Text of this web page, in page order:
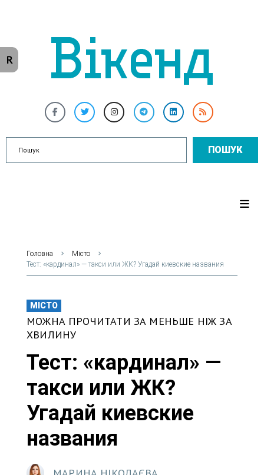
ПОШУК
Головна
Місто
Тест: «кардинал» — такси или ЖК? Угадай киевские названия
МІСТО
МОЖНА ПРОЧИТАТИ ЗА МЕНЬШЕ НІЖ ЗА
ХВИЛИНУ
Тест: «кардинал» —
такси или ЖК?
Угадай киевские
названия
R